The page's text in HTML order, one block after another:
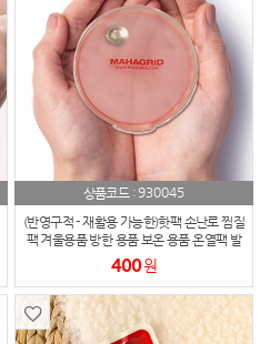
상품코드 :930045
(반영구적 - 재활용 가능한)핫팩 손난로 찜질
팩 겨울용품 방한 용품 보온 용품 온열팩 발
열 - 원형
400원